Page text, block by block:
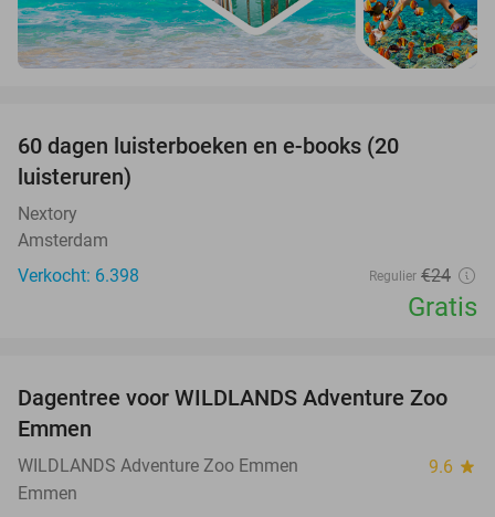
60 dagen luisterboeken en e-books (20
luisteruren)
Nextory
Amsterdam
Verkocht: 6.398
Regulier €24
Gratis
24%
Dagentree voor WILDLANDS Adventure Zoo
Emmen
WILDLANDS Adventure Zoo Emmen 9.6 star
Emmen